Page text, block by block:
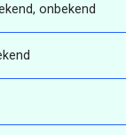
onbekend